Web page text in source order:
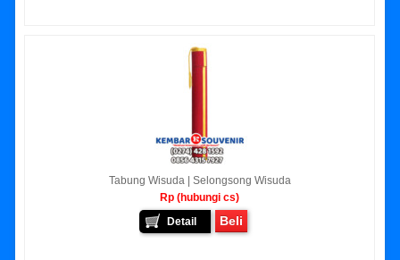
Tabung Wisuda | Selongsong Wisuda
Rp (hubungi cs)
Detail
Beli